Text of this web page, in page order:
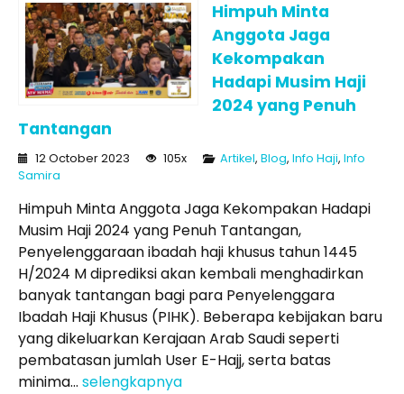
Himpuh Minta
Anggota Jaga
Kekompakan
Hadapi Musim Haji
2024 yang Penuh
Tantangan
12 October 2023 105x Artikel, Blog, Info Haji, Info
Samira
Himpuh Minta Anggota Jaga Kekompakan Hadapi
Musim Haji 2024 yang Penuh Tantangan,
Penyelenggaraan ibadah haji khusus tahun 1445
H/2024 M diprediksi akan kembali menghadirkan
banyak tantangan bagi para Penyelenggara
Ibadah Haji Khusus (PIHK). Beberapa kebijakan baru
yang dikeluarkan Kerajaan Arab Saudi seperti
pembatasan jumlah User E-Hajj, serta batas
minima... selengkapnya